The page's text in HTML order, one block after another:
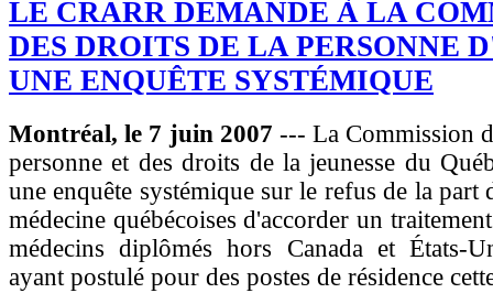
LE CRARR DEMANDE À LA
DES DROITS DE LA PERSONNE
UNE ENQUÊTE SYSTÉMIQUE
Montréal, le 7 juin 2007 --- La Commission
personne et des droits de la jeunesse du
une enquête systémique sur le refus de la part
médecine québécoises d'accorder un
médecins diplômés hors Canada et États-
ayant postulé pour des postes de résidence